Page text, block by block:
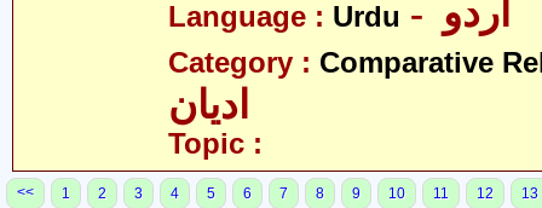
Language : Urdu
Category : Comparative
ادیان
Topic :
<< 1 2 3 4 5 6 7 8 9 10 11 12
13